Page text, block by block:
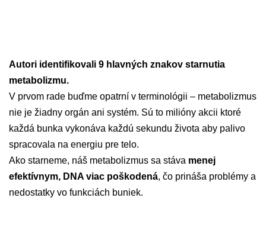
Autori identifikovali 9 hlavných znakov starnutia
metabolizmu.
V prvom rade buďme opatrní v terminológii – metabolizmus
nie je žiadny orgán ani systém. Sú to milióny akcii ktoré
každá bunka vykonáva každú sekundu života aby palivo
spracovala na energiu pre telo.
Ako starneme, náš metabolizmus sa stáva menej
efektívnym, DNA viac poškodená, čo prináša problémy a
nedostatky vo funkciách buniek.